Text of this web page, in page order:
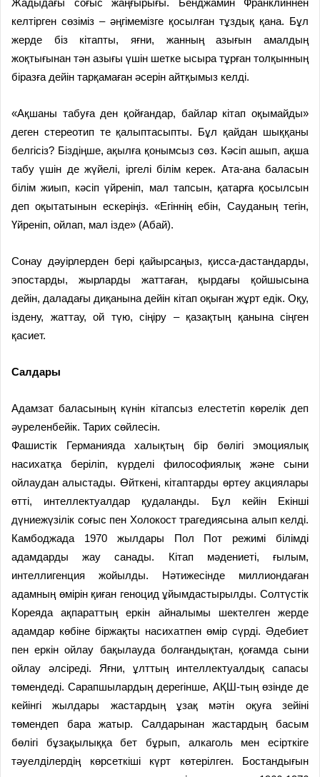
келтірген сөзіміз – әңгімемізге қосылған тұздық қана. Бұл
жерде біз кітапты, яғни, жанның азығын амалдың
жоқтығынан тән азығы үшін шетке ысыра тұрған толқынның
біразға дейін тарқамаған әсерін айтқымыз келді.
«Ақшаны табуға ден қойғандар, байлар кітап оқымайды»
деген стереотип те қалыптасыпты. Бұл қайдан шыққаны
белгісіз? Біздіңше, ақылға қонымсыз сөз. Кәсіп ашып, ақша
табу үшін де жүйелі, іргелі білім керек. Ата-­ана баласын
білім жиып, кәсіп үйреніп, мал тапсын, қатарға қосылсын
деп оқытатынын ескеріңіз. «Егіннің ебін, Сауданың тегін,
Үйреніп, ойлап, мал ізде» (Абай).
Сонау дәуірлерден бері қайырсаңыз, қисса-дастандарды,
эпостарды, жырларды жаттаған, қырдағы қойшысына
дейін, даладағы диқанына дейін кітап оқыған жұрт едік. Оқу,
іздену, жаттау, ой түю, сіңіру – қазақтың қанына сіңген
қасиет.
Салдары
Адамзат баласының күнін кітапсыз елестетіп көрелік деп
әуреленбейік. Тарих сөйлесін.
Фашистік Германияда халықтың бір бөлігі эмоциялық
насихатқа беріліп, күрделі философиялық және сыни
ойлаудан алыстады. Өйткені, кітаптарды өртеу акциялары
өтті, интеллектуалдар қудаланды. Бұл кейін Екінші
дүниежүзілік соғыс пен Холокост трагедиясына алып келді.
Камбоджада 1970 жылдары Пол Пот режимі білімді
адамдарды жау санады. Кітап мәдениеті, ғылым,
интеллигенция жойылды. Нәтижесінде миллиондаған
адамның өмірін қиған геноцид ұйымдастырылды. Солтүстік
Кореяда ақпараттың еркін айналымы шектелген жерде
адамдар көбіне біржақты насихатпен өмір сүрді. Әдебиет
пен еркін ойлау бақылауда болғандықтан, қоғамда сыни
ойлау әлсіреді. Яғни, ұлттың интеллектуалдық сапасы
төмендеді. Сарапшылардың дерегінше, АҚШ-тың өзінде де
кейінгі жылдары жастардың ұзақ мәтін оқуға зейіні
төмендеп бара жатыр. Салдарынан жастардың басым
бөлігі бұзақылыққа бет бұрып, алкаголь мен есірткіге
тәуелділердің көрсеткіші күрт көтерілген. Бостандығын